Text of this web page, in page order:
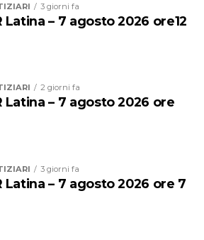
non risulta che qualcuno abbia
all’incidente, nonostante il
affollato proprio
3 giorni fa
Latina – 7 agosto 2026 ore12
2 giorni fa
Latina – 7 agosto 2026 ore
3 giorni fa
Latina – 7 agosto 2026 ore 7